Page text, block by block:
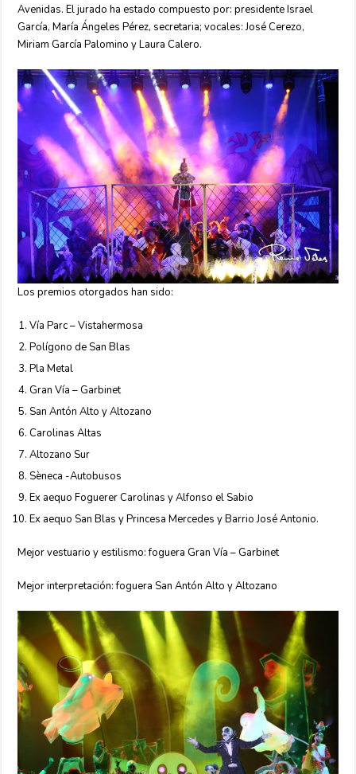
Avenidas. El jurado ha estado compuesto por: presidente Israel
García, María Ángeles Pérez, secretaria; vocales: José Cerezo,
Miriam García Palomino y Laura Calero.
Los premios otorgados han sido:
Vía Parc – Vistahermosa
Polígono de San Blas
Pla Metal
Gran Vía – Garbinet
San Antón Alto y Altozano
Carolinas Altas
Altozano Sur
Sèneca -Autobusos
Ex aequo Foguerer Carolinas y Alfonso el Sabio
Ex aequo San Blas y Princesa Mercedes y Barrio José Antonio.
Mejor vestuario y estilismo: foguera Gran Vía – Garbinet
Mejor interpretación: foguera San Antón Alto y Altozano